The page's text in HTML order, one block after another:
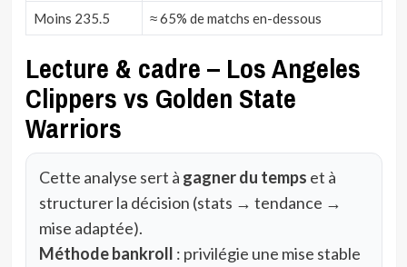
Moins 235.5 ≈ 65% de matchs en-dessous
Lecture & cadre – Los Angeles
Clippers vs Golden State
Warriors
Cette analyse sert à gagner du temps et à
structurer la décision (stats → tendance →
mise adaptée).
Méthode bankroll : privilégie une mise stable